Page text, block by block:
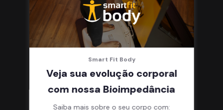
Smart Fit Body
Veja sua evolução corporal
com nossa Bioimpedância
Saiba mais sobre o seu corpo com: